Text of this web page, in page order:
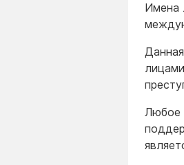
Имена
Любое